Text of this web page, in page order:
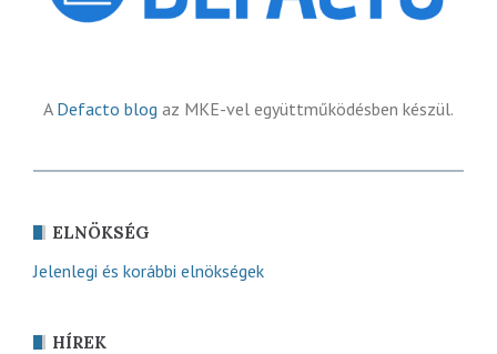
A Defacto blog az MKE-vel együttműködésben készül.
ELNÖKSÉG
Jelenlegi és korábbi elnökségek
HÍREK